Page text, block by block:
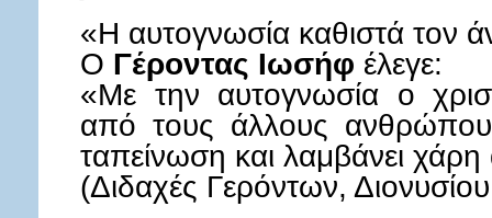
«Η αυτογνωσία καθιστά τον
Ο Γέροντας Ιωσήφ έλεγε:
«Με την αυτογνωσία ο
από τους άλλους
ταπείνωση και λαμβάνει
(Διδαχές Γερόντων,